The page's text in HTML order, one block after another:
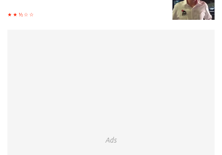
Ads